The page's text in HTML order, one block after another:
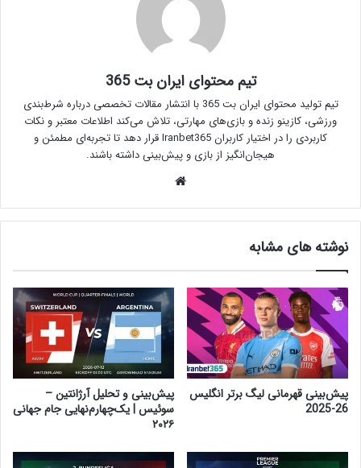
تیم محتوای ایران بت 365
تیم تولید محتوای ایران بت 365 با انتشار مقالات تخصصی درباره شرط‌بندی
ورزشی، کازینو زنده و بازی‌های مهارتی، تلاش می‌کند اطلاعات معتبر و نکات
کاربردی را در اختیار کاربران Iranbet365 قرار دهد تا تجربه‌ای مطمئن و
هیجان‌انگیز از بازی و پیش‌بینی داشته باشند.
نوشته های مشابه
پیش‌بینی قهرمانی لیگ برتر انگلیس
26-2025
پیش‌بینی و تحلیل آرژانتین –
سوئیس | یک‌چهارم‌نهایی جام جهانی
۲۰۲۶